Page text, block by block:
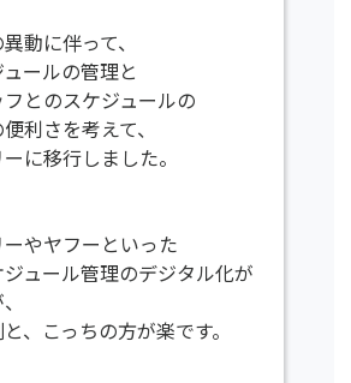
動に伴って、
ールの管理と
とのスケジュールの
利さを考えて、
に移行しました。
やヤフーといった
ュール管理のデジタル化が
、こっちの方が楽です。